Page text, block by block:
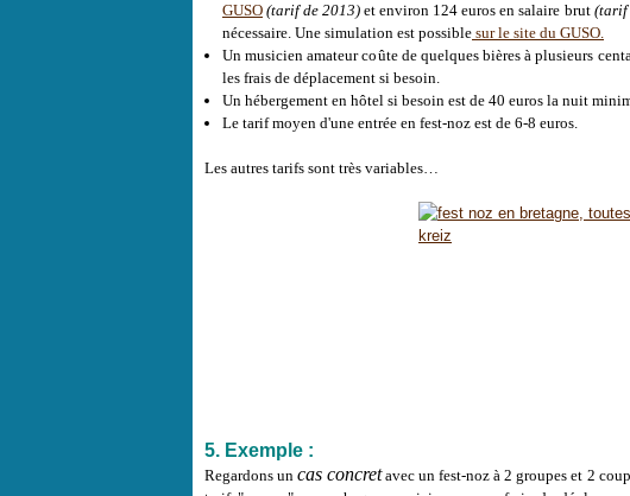
GUSO (tarif de 2013) et environ 124 euros en salaire brut (tarif
nécessaire. Une simulation est possible sur le site du GUSO.
Un musicien amateur coûte de quelques bières à plusieurs
les frais de déplacement si besoin.
Un hébergement en hôtel si besoin est de 40 euros la nuit
Le tarif moyen d'une entrée en fest-noz est de 6-8 euros.
Les autres tarifs sont très variables…
5. Exemple :
Regardons uncas concretavec unfest-noz à 2 groupes et 2